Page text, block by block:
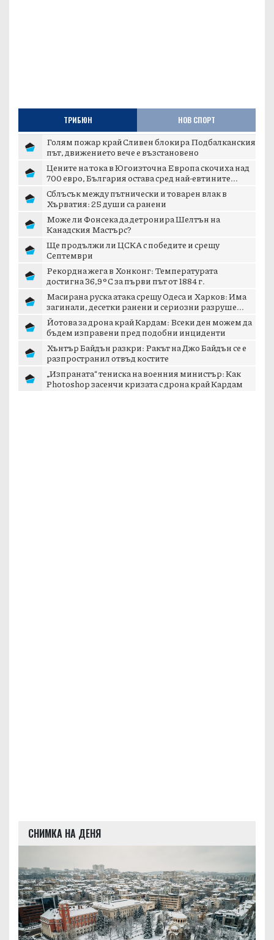
ТРИБЮН НОВ СПОРТ
Голям пожар край Сливен блокира Подбалканския
път, движението вече е възстановено
Цените на тока в Югоизточна Европа скочиха над
700 евро, България остава сред най-евтините...
Сблъсък между пътнически и товарен влак в
Хърватия: 25 души са ранени
Може ли Фонсека да детронира Шелтън на
Канадския Мастърс?
Ще продължи ли ЦСКА с победите и срещу
Септември
Рекордна жега в Хонконг: Температурата
достигна 36,9°C за първи път от 1884 г.
Масирана руска атака срещу Одеса и Харков: Има
загинали, десетки ранени и сериозни разруше...
Йотова за дрона край Кардам: Всеки ден можем да
бъдем изправени пред подобни инциденти
Хънтър Байдън разкри: Ракът на Джо Байдън се е
разпространил отвъд костите
„Изпраната“ тениска на военния министър: Как
Photoshop засенчи кризата с дрона край Кардам
СНИМКА НА ДЕНЯ